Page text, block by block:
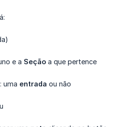
e a Seção a que pertence
uma entrada ou não